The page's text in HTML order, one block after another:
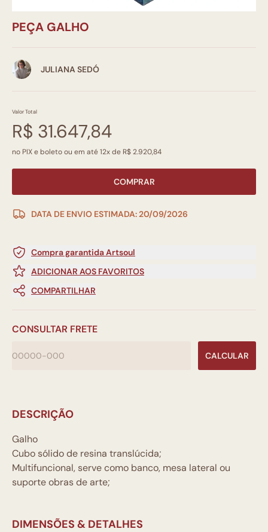
PEÇA GALHO
JULIANA SEDÓ
Valor Total
R$ 31.647,84
no PIX e boleto ou em até 12x de R$ 2.920,84
COMPRAR
DATA DE ENVIO ESTIMADA: 20/09/2026
Compra garantida Artsoul
ADICIONAR AOS FAVORITOS
COMPARTILHAR
CONSULTAR FRETE
CALCULAR
DESCRIÇÃO
Galho
Cubo sólido de resina translúcida;
Multifuncional, serve como banco, mesa lateral ou
suporte obras de arte;
DIMENSÕES & DETALHES